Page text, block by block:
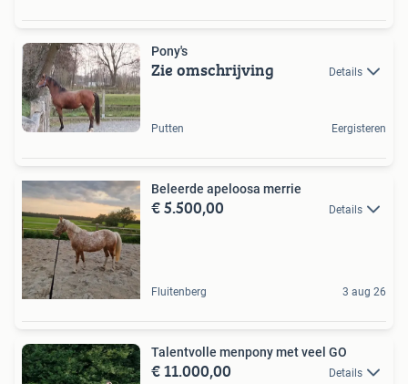
Pony's
Zie omschrijving Details
Putten Eergisteren
Beleerde apeloosa merrie
€ 5.500,00 Details
Fluitenberg 3 aug 26
Talentvolle menpony met veel GO
€ 11.000,00 Details